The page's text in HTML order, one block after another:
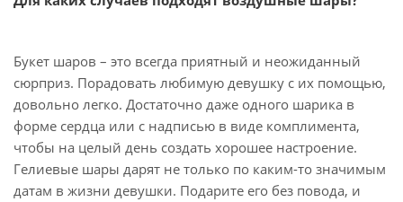
Букет шаров – это всегда приятный и неожиданный
сюрприз. Порадовать любимую девушку с их помощью,
довольно легко. Достаточно даже одного шарика в
форме сердца или с надписью в виде комплимента,
чтобы на целый день создать хорошее настроение.
Гелиевые шары дарят не только по каким-то значимым
датам в жизни девушки. Подарите его без повода, и